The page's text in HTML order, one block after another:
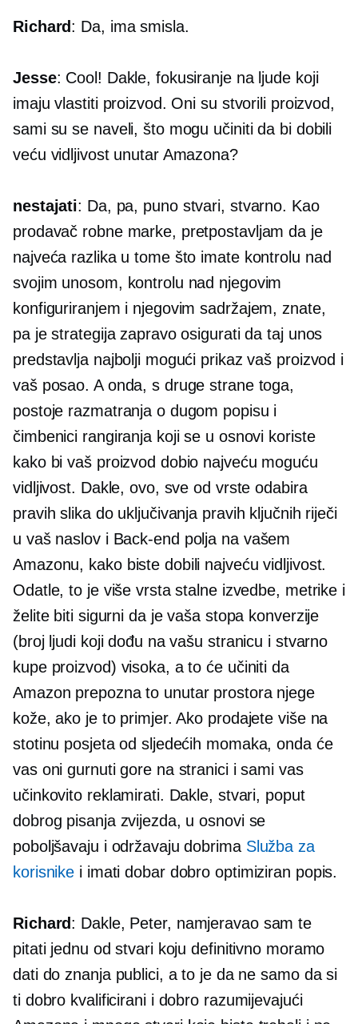
Richard: Da, ima smisla.
Jesse: Cool! Dakle, fokusiranje na ljude koji
imaju vlastiti proizvod. Oni su stvorili proizvod,
sami su se naveli, što mogu učiniti da bi dobili
veću vidljivost unutar Amazona?
nestajati: Da, pa, puno stvari, stvarno. Kao
prodavač robne marke, pretpostavljam da je
najveća razlika u tome što imate kontrolu nad
svojim unosom, kontrolu nad njegovim
konfiguriranjem i njegovim sadržajem, znate,
pa je strategija zapravo osigurati da taj unos
predstavlja najbolji mogući prikaz vaš proizvod i
vaš posao. A onda, s druge strane toga,
postoje razmatranja o dugom popisu i
čimbenici rangiranja koji se u osnovi koriste
kako bi vaš proizvod dobio najveću moguću
vidljivost. Dakle, ovo, sve od vrste odabira
pravih slika do uključivanja pravih ključnih riječi
u vaš naslov i Back-end polja na vašem
Amazonu, kako biste dobili najveću vidljivost.
Odatle, to je više vrsta stalne izvedbe, metrike i
želite biti sigurni da je vaša stopa konverzije
(broj ljudi koji dođu na vašu stranicu i stvarno
kupe proizvod) visoka, a to će učiniti da
Amazon prepozna to unutar prostora njege
kože, ako je to primjer. Ako prodajete više na
stotinu posjeta od sljedećih momaka, onda će
vas oni gurnuti gore na stranici i sami vas
učinkovito reklamirati. Dakle, stvari, poput
dobrog pisanja zvijezda, u osnovi se
poboljšavaju i održavaju dobrima Služba za
korisnike i imati dobar dobro optimiziran popis.
Richard: Dakle, Peter, namjeravao sam te
pitati jednu od stvari koju definitivno moramo
dati do znanja publici, a to je da ne samo da si
ti dobro kvalificiranii dobro razumijevajući